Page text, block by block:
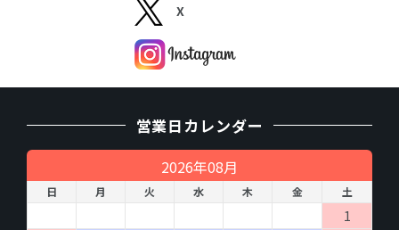
X
営業日カレンダー
2026年08月
日 月 火 水 木 金 土
1